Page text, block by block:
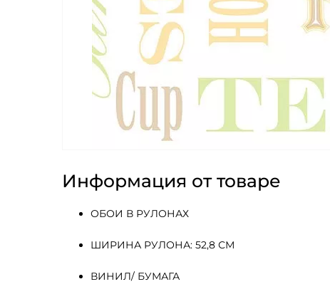
Информация от товаре
ОБОИ В РУЛОНАХ
ШИРИНА РУЛОНА: 52,8 СМ
ВИНИЛ/ БУМАГА